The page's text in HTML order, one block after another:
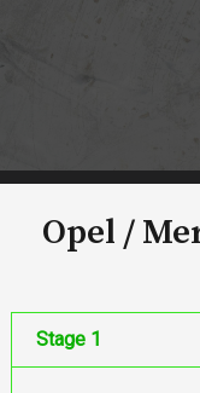
Opel /
Stage 1